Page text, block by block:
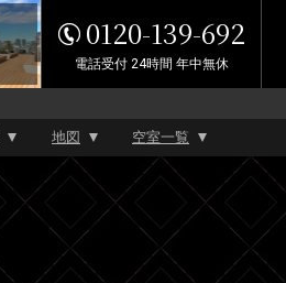
0120-139-692
電話受付 24時間 年中無休
地図 空室一覧